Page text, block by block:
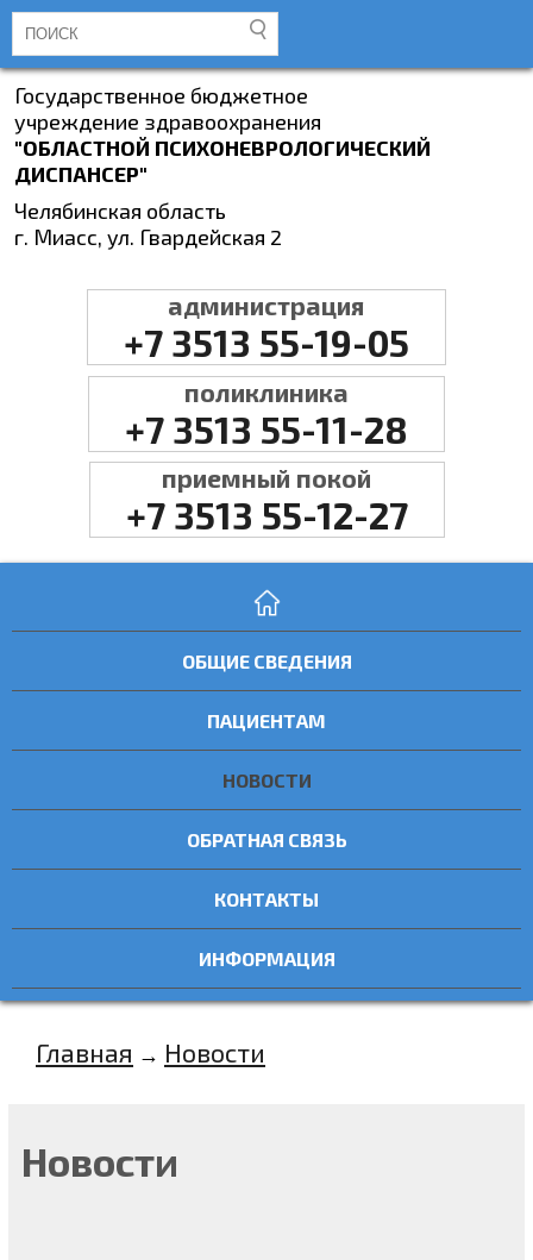
Государственное бюджетное
учреждение здравоохранения
"ОБЛАСТНОЙ ПСИХОНЕВРОЛОГИЧЕСКИЙ
ДИСПАНСЕР"
Челябинская область
г. Миасс, ул. Гвардейская 2
администрация
+7 3513 55-19-05
поликлиника
+7 3513 55-11-28
приемный покой
+7 3513 55-12-27
ОБЩИЕ СВЕДЕНИЯ
ПАЦИЕНТАМ
НОВОСТИ
ОБРАТНАЯ СВЯЗЬ
КОНТАКТЫ
ИНФОРМАЦИЯ
Главная → Новости
Новости